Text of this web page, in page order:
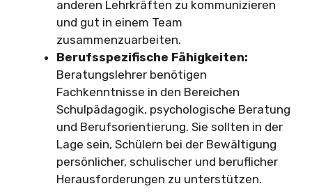
anderen Lehrkräften zu kommunizieren
und gut in einem Team
zusammenzuarbeiten.
Berufsspezifische Fähigkeiten:
Beratungslehrer benötigen
Fachkenntnisse in den Bereichen
Schulpädagogik, psychologische Beratung
und Berufsorientierung. Sie sollten in der
Lage sein, Schülern bei der Bewältigung
persönlicher, schulischer und beruflicher
Herausforderungen zu unterstützen.